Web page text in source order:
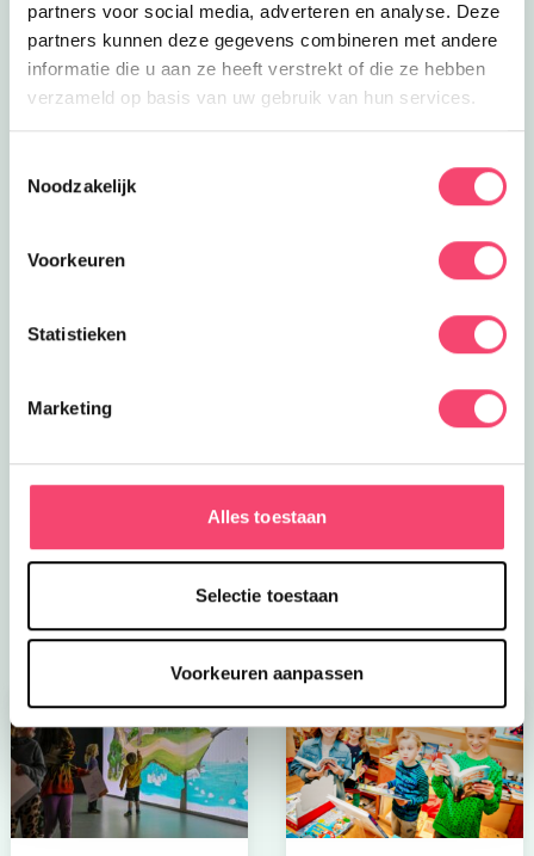
partners voor social media, adverteren en analyse. Deze
partners kunnen deze gegevens combineren met andere
informatie die u aan ze heeft verstrekt of die ze hebben
verzameld op basis van uw gebruik van hun services.
Noodzakelijk
Voorkeuren
Statistieken
Marketing
Alles toestaan
Selectie toestaan
Voorkeuren aanpassen
van kindvriendelijke festivals tot verkoelende
speeltuinen en spannende wandelroutes!
Laat die zomer maar komen!